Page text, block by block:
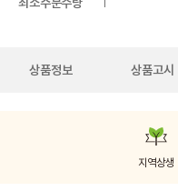
상품정보 상품고시
지역상생